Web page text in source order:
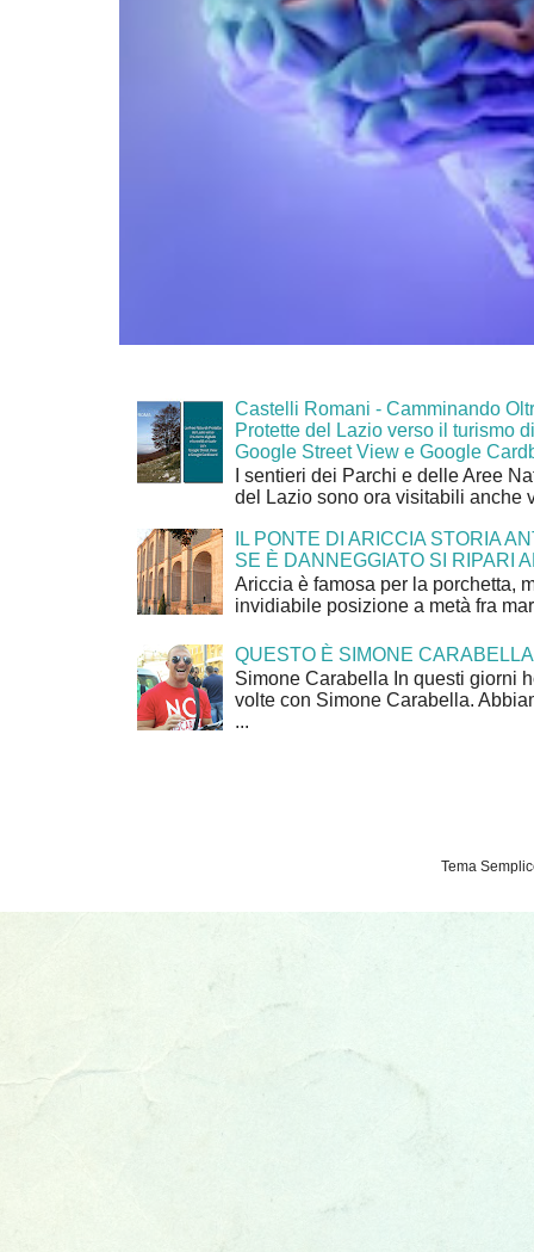
Castelli Romani - Camminando
Protette del Lazio verso il turismo
Google Street View e Google
I sentieri dei Parchi e delle Aree
del Lazio sono ora visitabili anche
IL PONTE DI ARICCIA STORIA
SE È DANNEGGIATO SI RIPARI
Ariccia è famosa per la porchetta,
invidiabile posizione a metà fra
QUESTO È SIMONE CARABELLA
Simone Carabella In questi giorni
volte con Simone Carabella.
...
Tema